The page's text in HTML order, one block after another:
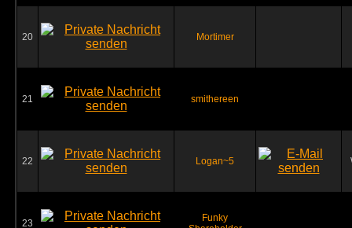
20 Mortimer
21 smithereen
22 Logan~5
23
Funky